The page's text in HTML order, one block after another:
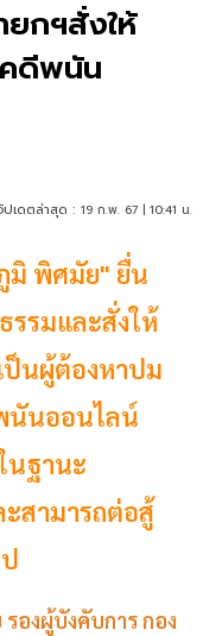
กฯสั่งให้
ดีพนัน
ปเดตล่าสุด : 19 ก.พ. 67 | 10:41 น.
มิ พิศมัย" ยื่น
รรมและสั่งให้
ป็นผู้ต้องหาปม
นันออนไลน์
นฐานะ
สามารถต่อสู้
องผู้บังคับการ กอง